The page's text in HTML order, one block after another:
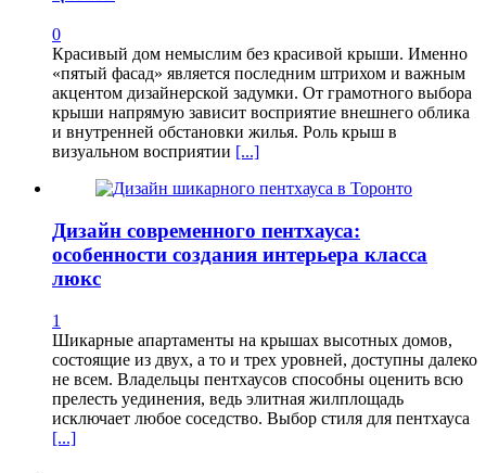
0
Красивый дом немыслим без красивой крыши. Именно
«пятый фасад» является последним штрихом и важным
акцентом дизайнерской задумки. От грамотного выбора
крыши напрямую зависит восприятие внешнего облика
и внутренней обстановки жилья. Роль крыш в
визуальном восприятии [...]
Дизайн современного пентхауса:
особенности создания интерьера класса
люкс
1
Шикарные апартаменты на крышах высотных домов,
состоящие из двух, а то и трех уровней, доступны далеко
не всем. Владельцы пентхаусов способны оценить всю
прелесть уединения, ведь элитная жилплощадь
исключает любое соседство. Выбор стиля для пентхауса
[...]